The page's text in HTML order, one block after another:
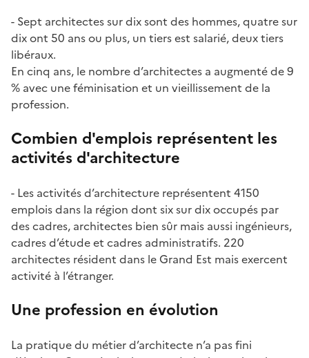
- Sept architectes sur dix sont des hommes, quatre sur
dix ont 50 ans ou plus, un tiers est salarié, deux tiers
libéraux.
En cinq ans, le nombre d’architectes a augmenté de 9
% avec une féminisation et un vieillissement de la
profession.
Combien d'emplois représentent les
activités d'architecture
- Les activités d’architecture représentent 4150
emplois dans la région dont six sur dix occupés par
des cadres, architectes bien sûr mais aussi ingénieurs,
cadres d’étude et cadres administratifs. 220
architectes résident dans le Grand Est mais exercent
activité à l’étranger.
Une profession en évolution
La pratique du métier d’architecte n’a pas fini